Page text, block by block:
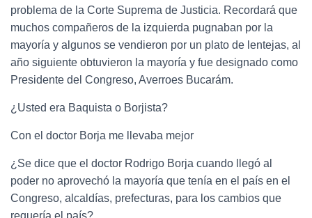
problema de la Corte Suprema de Justicia. Recordará que
muchos compañeros de la izquierda pugnaban por la
mayoría y algunos se vendieron por un plato de lentejas, al
año siguiente obtuvieron la mayoría y fue designado como
Presidente del Congreso, Averroes Bucarám.
¿Usted era Baquista o Borjista?
Con el doctor Borja me llevaba mejor
¿Se dice que el doctor Rodrigo Borja cuando llegó al
poder no aprovechó la mayoría que tenía en el país en el
Congreso, alcaldías, prefecturas, para los cambios que
requería el país?